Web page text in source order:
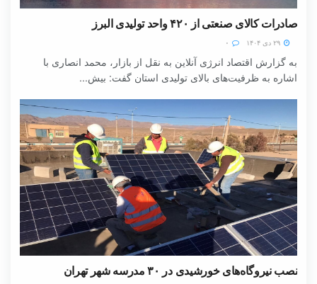
صادرات کالای صنعتی از ۴۲۰ واحد تولیدی البرز
به گزارش اقتصاد انرژی آنلاین به نقل از بازار، محمد انصاری با
اشاره به ظرفیت‌های بالای تولیدی استان گفت: بیش...
نصب نیروگاه‌های خورشیدی در ۳۰ مدرسه شهر تهران